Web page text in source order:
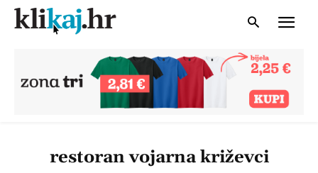
restoran vojarna križevci